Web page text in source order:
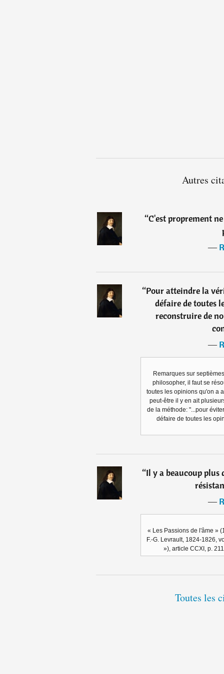
Autres
“C'est proprement
―
“Pour atteindre la
défaire de toutes
reconstruire de
―
Remarques sur
philosopher, il faut se
toutes les opinions qu'on a
peut-être il y en ait
de la méthode: "...pour
défaire de toutes les
“Il y a beaucoup plus
―
« Les Passions de l'âme »
F.-G. Levrault, 1824-1826,
»), article CCXI, p.
Toutes les